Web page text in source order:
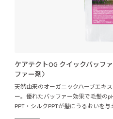
ケアテクトOG クイックバッフ
ファー剤〉
天然由来のオーガニックハーブエキ
ー。優れたバッファー効果で毛髪の
PPT・シルクPPTが髪にうるおいを